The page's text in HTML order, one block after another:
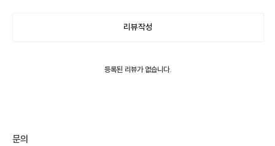
리뷰작성
등록된 리뷰가 없습니다.
문의